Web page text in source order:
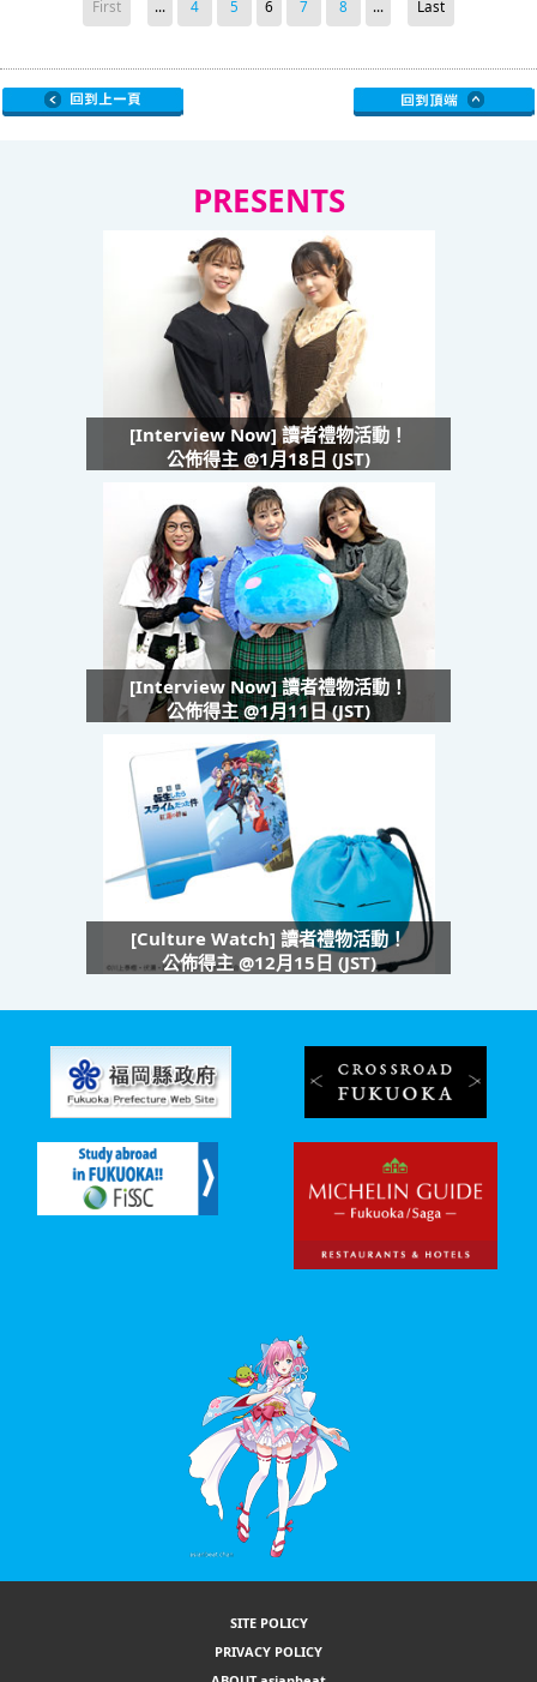
First ... 4 5 6 7 8 ... Last
PRESENTS
[Interview Now] 讀者禮物活動！
公佈得主 @1月18日 (JST)
[Interview Now] 讀者禮物活動！
公佈得主 @1月11日 (JST)
[Culture Watch] 讀者禮物活動！
公佈得主 @12月15日 (JST)
SITE POLICY
PRIVACY POLICY